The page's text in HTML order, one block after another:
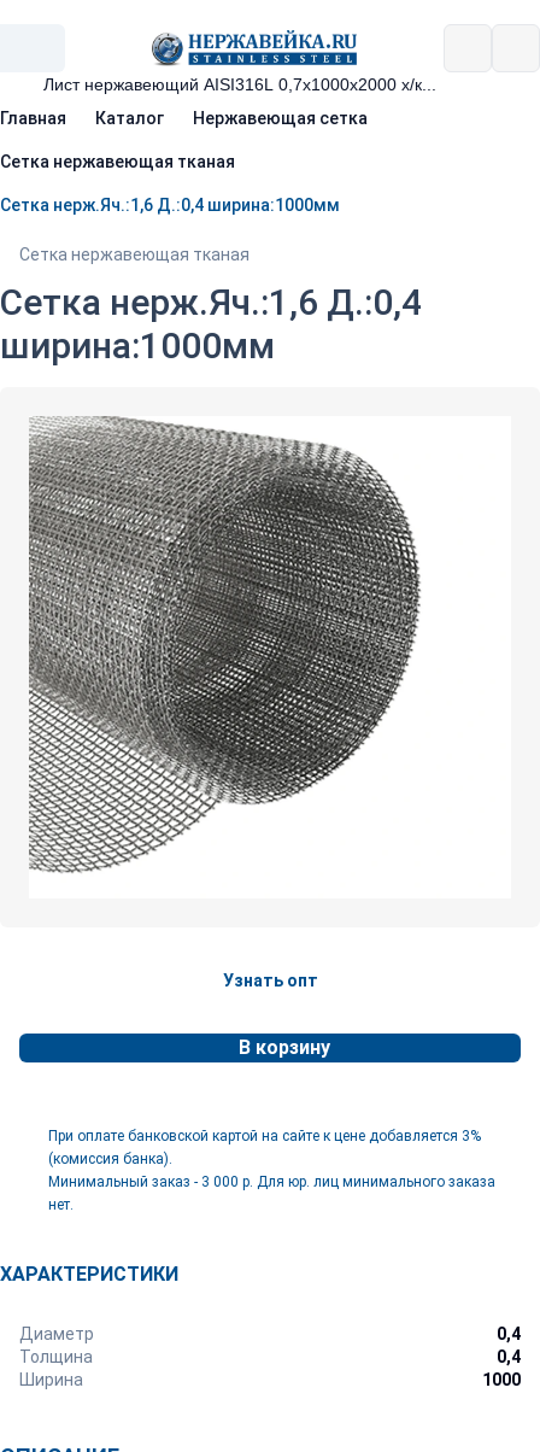
Главная Каталог Нержавеющая сетка
Сетка нержавеющая тканая
Сетка нерж.Яч.:1,6 Д.:0,4 ширина:1000мм
Сетка нержавеющая тканая
Сетка нерж.Яч.:1,6 Д.:0,4
ширина:1000мм
Узнать опт
В корзину
При оплате банковской картой на сайте к цене добавляется 3%
(комиссия банка).
Минимальный заказ - 3 000 р. Для юр. лиц минимального заказа
нет.
ХАРАКТЕРИСТИКИ
Диаметр
0,4
Толщина
0,4
Ширина
1000